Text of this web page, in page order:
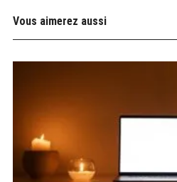
Vous aimerez aussi